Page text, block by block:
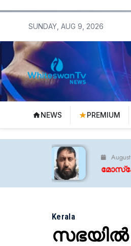
SUNDAY, AUG 9, 2026
NEWS PREMIUM
August 9, 2026
മോസ്‌കോയിൽ നിന്ന്
Kerala
സഭയിൽ